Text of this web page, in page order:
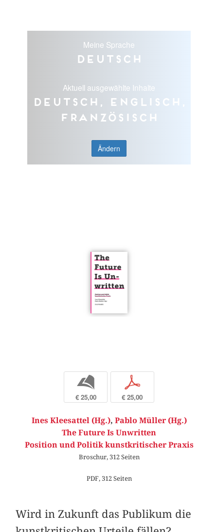
Meine Sprache
Deutsch
Aktuell ausgewählte Inhalte
Deutsch, Englisch,
Französisch
Ändern
b
€ 25,00
p
€ 25,00
Ines Kleesattel (Hg.), Pablo Müller (Hg.)
The Future Is Unwritten
Position und Politik kunstkritischer Praxis
Broschur, 312 Seiten
PDF, 312 Seiten
Wird in Zukunft das Publikum die